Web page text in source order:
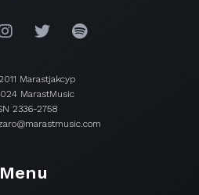
Marastjakcyp
MarastMusic
2336-2758
Menu